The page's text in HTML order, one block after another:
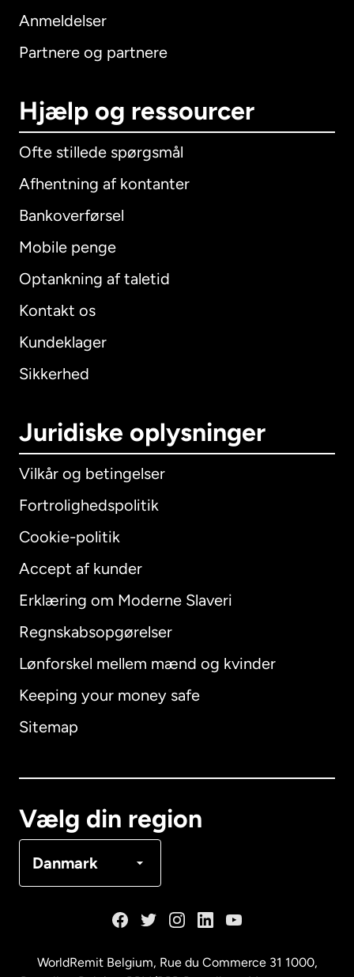
Anmeldelser
Partnere og partnere
Hjælp og ressourcer
Ofte stillede spørgsmål
Afhentning af kontanter
Bankoverførsel
Mobile penge
Optankning af taletid
Kontakt os
Kundeklager
Sikkerhed
Juridiske oplysninger
Vilkår og betingelser
Fortrolighedspolitik
Cookie-politik
Accept af kunder
Erklæring om Moderne Slaveri
Regnskabsopgørelser
Lønforskel mellem mænd og kvinder
Keeping your money safe
Sitemap
Vælg din region
Danmark
International English
Australien
WorldRemit Belgium, Rue du Commerce 31 1000,